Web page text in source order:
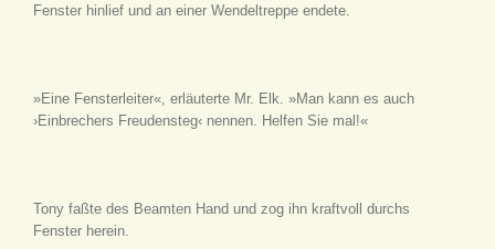
Fenster hinlief und an einer Wendeltreppe endete.
»Eine Fensterleiter«, erläuterte Mr. Elk. »Man kann es auch
›Einbrechers Freudensteg‹ nennen. Helfen Sie mal!«
Tony faßte des Beamten Hand und zog ihn kraftvoll durchs
Fenster herein.